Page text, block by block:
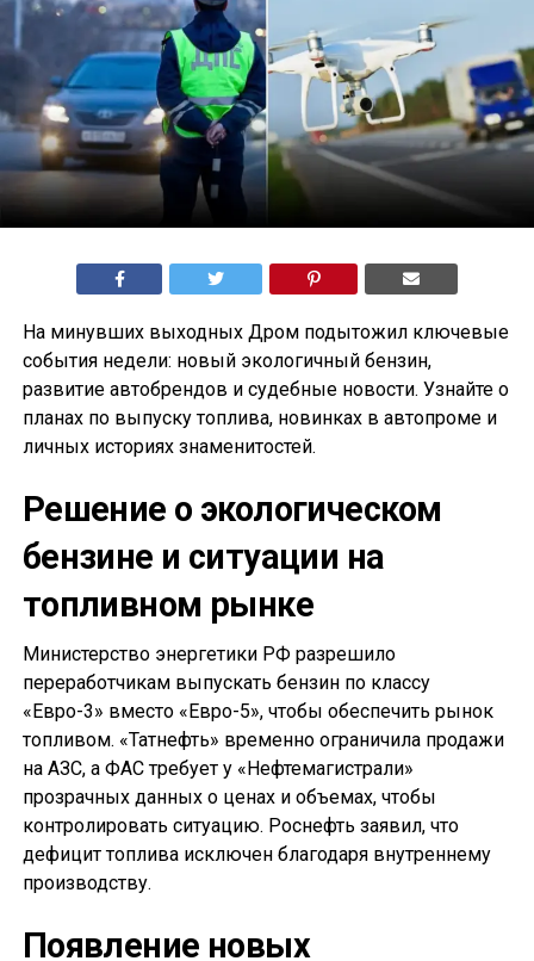
На минувших выходных Дром подытожил ключевые
события недели: новый экологичный бензин,
развитие автобрендов и судебные новости. Узнайте о
планах по выпуску топлива, новинках в автопроме и
личных историях знаменитостей.
Решение о экологическом
бензине и ситуации на
топливном рынке
Министерство энергетики РФ разрешило
переработчикам выпускать бензин по классу
«Евро-3» вместо «Евро-5», чтобы обеспечить рынок
топливом. «Татнефть» временно ограничила продажи
на АЗС, а ФАС требует у «Нефтемагистрали»
прозрачных данных о ценах и объемах, чтобы
контролировать ситуацию. Роснефть заявил, что
дефицит топлива исключен благодаря внутреннему
производству.
Появление новых